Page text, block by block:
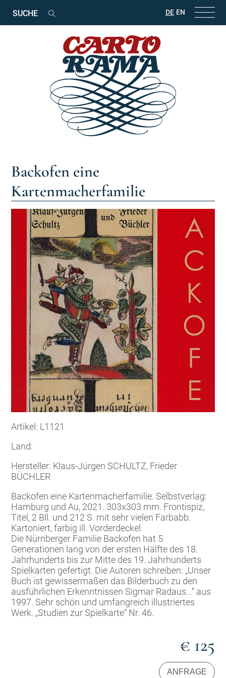
Suchbegriffe
DE EN
Backofen eine
Kartenmacherfamilie
Artikel: L1121
Land:
Hersteller: Klaus-Jürgen SCHULTZ, Frieder
BÜCHLER
Backofen eine Kartenmacherfamilie. Selbstverlag:
Hamburg und Au, 2021. 303x303 mm. Frontispiz,
Titel, 2 Bll. und 212 S. mit sehr vielen Farbabb.
Kartoniert, farbig ill. Vorderdeckel.
Die Nürnberger Familie Backofen hat 5
Generationen lang von der ersten Hälfte des 18.
Jahrhunderts bis zur Mitte des 19. Jahrhunderts
Spielkarten gefertigt. Die Autoren schreiben: „Unser
Buch ist gewissermaßen das Bilderbuch zu den
ausführlichen Erkenntnissen Sigmar Radaus...“ aus
1997. Sehr schön und umfangreich illustriertes
Werk. „Studien zur Spielkarte“ Nr. 46.
€ 125
ANFRAGE